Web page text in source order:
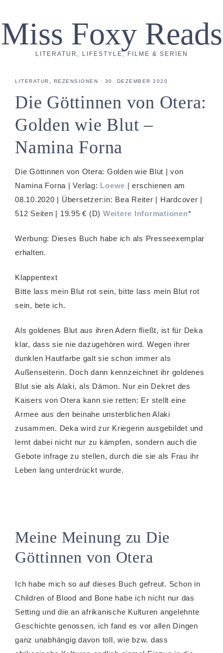
Miss Foxy Reads
LITERATUR, LIFESTYLE, FILME & SERIEN
LITERATUR REZENSIONEN · 30. DEZEMBER 2020
Die Göttinnen von Otera:
Golden wie Blut –
Namina Forna
Die Göttinnen von Otera: Golden wie Blut | von
Namina Forna | Verlag: Loewe | erschienen am
08.10.2020 | Übersetzer:in: Bea Reiter | Hardcover |
512 Seiten | 19.95 € (D) Weitere Informationen*
Werbung: Dieses Buch habe ich als Presseexemplar
erhalten.
Klappentext
Bitte lass mein Blut rot sein, bitte lass mein Blut rot
sein, bete ich.
Als goldenes Blut aus ihren Adern fließt, ist für Deka
klar, dass sie nie dazugehören wird. Wegen ihrer
dunklen Hautfarbe galt sie schon immer als
Außenseiterin. Doch dann kennzeichnet ihr goldenes
Blut sie als Alaki, als Dämon. Nur ein Dekret des
Kaisers von Otera kann sie retten: Er stellt eine
Armee aus den beinahe unsterblichen Alaki
zusammen. Deka wird zur Kriegerin ausgebildet und
lernt dabei nicht nur zu kämpfen, sondern auch die
Gebote infrage zu stellen, durch die sie als Frau ihr
Leben lang unterdrückt wurde.
Meine Meinung zu Die
Göttinnen von Otera
Ich habe mich so auf dieses Buch gefreut. Schon in
Children of Blood and Bone habe ich nicht nur das
Setting und die an afrikanische Kulturen angelehnte
Geschichte genossen, ich fand es vor allen Dingen
ganz unabhängig davon toll, wie bzw. dass